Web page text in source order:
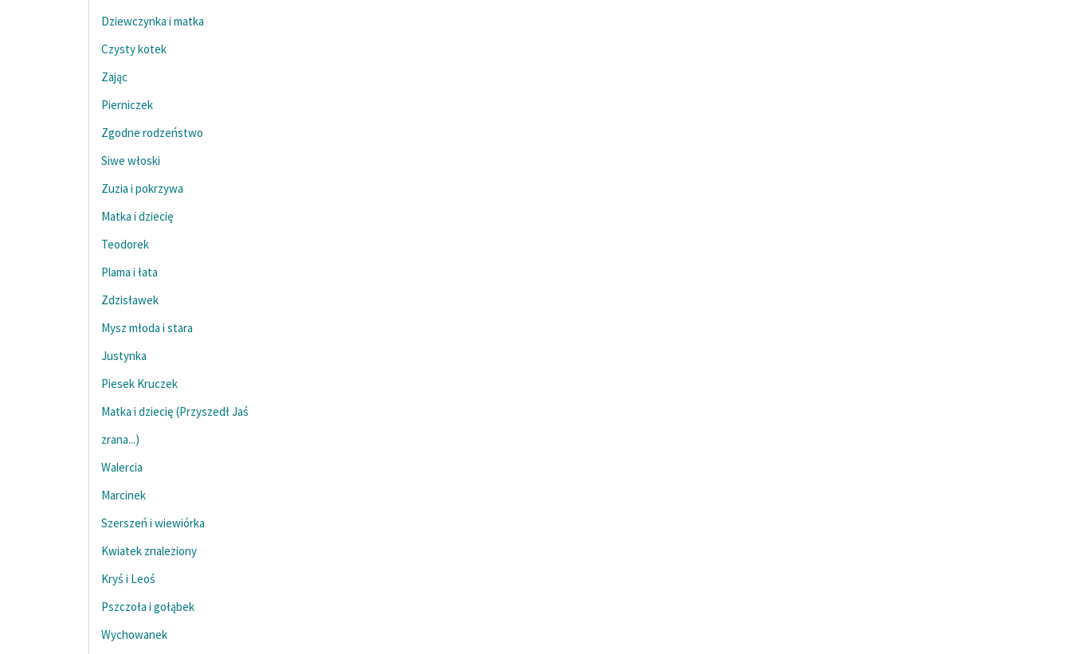
Dziewczynka i matka
Czysty kotek
Zając
Pierniczek
Zgodne rodzeństwo
Siwe włoski
Zuzia i pokrzywa
Matka i dziecię
Teodorek
Plama i łata
Zdzisławek
Mysz młoda i stara
Justynka
Piesek Kruczek
Matka i dziecię (Przyszedł Jaś
zrana...)
Walercia
Marcinek
Szerszeń i wiewiórka
Kwiatek znaleziony
Kryś i Leoś
Pszczoła i gołąbek
Wychowanek